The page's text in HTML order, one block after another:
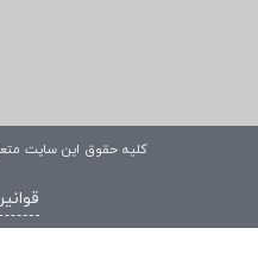
کلیه حقوق این سایت